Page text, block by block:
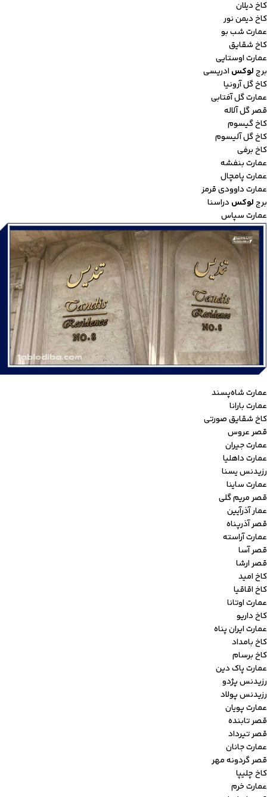
کاخ دیلان
کاخ دیمن نور
عمارت شب بو
کاخ شقایق
عمارت اوستایی
برجلوکس ادریسی
کاخ گل آرونیا
عمارت گل آفتابی
قصر گل آلاله
کاخ گیسوم
کاخ گل آلیسوم
کاخ برفی
عمارت بنفشه
عمارت پامچال
عمارت داوودی قرمز
برجلوکس دراسنا
عمارت سپاس
عمارت شاه‌پسند
عمارت بارانا
کاخ شقایق صورتی
قصر عروس
عمارت جیران
عمارت داهلیا
رزیدنس یسنا
عمارت ساینا
قصر مریم گلی
عمار آذرآیین
قصر آذرپناه
عمارت آراسته
قصر آسا
قصر ارشا
کاخ امید
کاخ اقاقیا
عمارت اوتانا
کاخ داریو
عمارت ایران پناه
کاخ بامداد
کاخ برسام
عمارت پاک دین
رزیدنس پژدو
رزیدنس پولاد
عمارت پویان
قصر تابنده
قصر تیرداد
عمارت جانان
قصر گردونه مهر
کاخ چلیپا
عمارت خرم